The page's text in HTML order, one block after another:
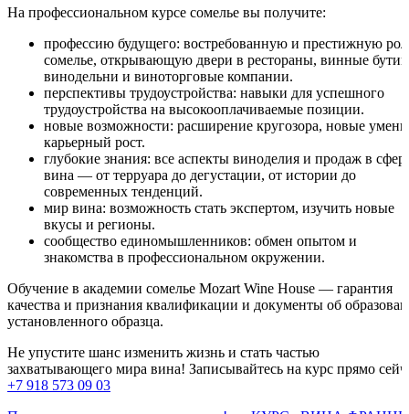
На профессиональном курсе сомелье вы получите:
профессию будущего: востребованную и престижную
сомелье, открывающую двери в рестораны, винные
винодельни и виноторговые компании.
перспективы трудоустройства: навыки для успешного
трудоустройства на высокооплачиваемые позиции.
новые возможности: расширение кругозора, новые
карьерный рост.
глубокие знания: все аспекты виноделия и продаж в
вина — от терруара до дегустации, от истории до
современных тенденций.
мир вина: возможность стать экспертом, изучить новые
вкусы и регионы.
сообщество единомышленников: обмен опытом и
знакомства в профессиональном окружении.
Обучение в академии сомелье Mozart Wine House — гарантия
качества и признания квалификации и документы об
установленного образца.
Не упустите шанс изменить жизнь и стать частью
захватывающего мира вина! Записывайтесь на курс прямо
+7 918 573 09 03